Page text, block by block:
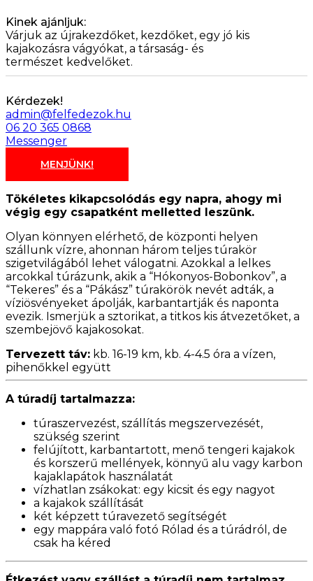
Kinek ajánljuk:
Várjuk az újrakezdőket, kezdőket, egy jó kis
kajakozásra vágyókat, a társaság- és
természet kedvelőket.
Kérdezek!
admin@felfedezok.hu
06 20 365 0868
Messenger
MENJÜNK!
Tökéletes kikapcsolódás egy napra, ahogy mi
végig egy csapatként melletted leszünk.
Olyan könnyen elérhető, de központi helyen
szállunk vízre, ahonnan három teljes túrakör
szigetvilágából lehet válogatni. Azokkal a lelkes
arcokkal túrázunk, akik a “Hókonyos-Bobonkov”, a
“Tekeres” és a “Pákász” túrakörök nevét adták, a
víziösvényeket ápolják, karbantartják és naponta
evezik. Ismerjük a sztorikat, a titkos kis átvezetőket, a
szembejövő kajakosokat.
Tervezett táv: kb. 16-19 km, kb. 4-4.5 óra a vízen,
pihenőkkel együtt
A túradíj tartalmazza:
túraszervezést, szállítás megszervezését,
szükség szerint
felújított, karbantartott, menő tengeri kajakok
és korszerű mellények, könnyű alu vagy karbon
kajaklapátok használatát
vízhatlan zsákokat: egy kicsit és egy nagyot
a kajakok szállítását
két képzett túravezető segítségét
egy mappára való fotó Rólad és a túrádról, de
csak ha kéred